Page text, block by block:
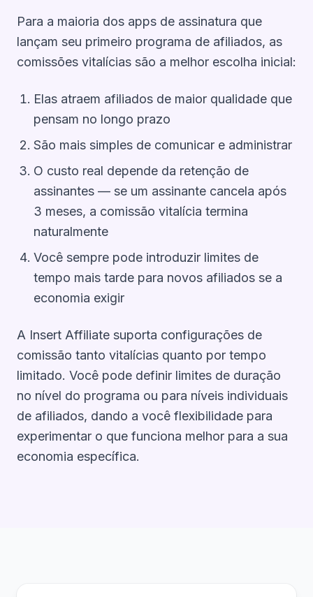
Para a maioria dos apps de assinatura que
lançam seu primeiro programa de afiliados, as
comissões vitalícias são a melhor escolha inicial:
Elas atraem afiliados de maior qualidade que
pensam no longo prazo
São mais simples de comunicar e administrar
O custo real depende da retenção de
assinantes — se um assinante cancela após
3 meses, a comissão vitalícia termina
naturalmente
Você sempre pode introduzir limites de
tempo mais tarde para novos afiliados se a
economia exigir
A Insert Affiliate suporta configurações de
comissão tanto vitalícias quanto por tempo
limitado. Você pode definir limites de duração
no nível do programa ou para níveis individuais
de afiliados, dando a você flexibilidade para
experimentar o que funciona melhor para a sua
economia específica.